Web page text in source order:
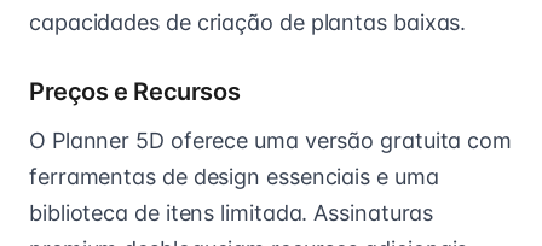
capacidades de criação de plantas baixas.
Preços e Recursos
O Planner 5D oferece uma versão gratuita com
ferramentas de design essenciais e uma
biblioteca de itens limitada. Assinaturas